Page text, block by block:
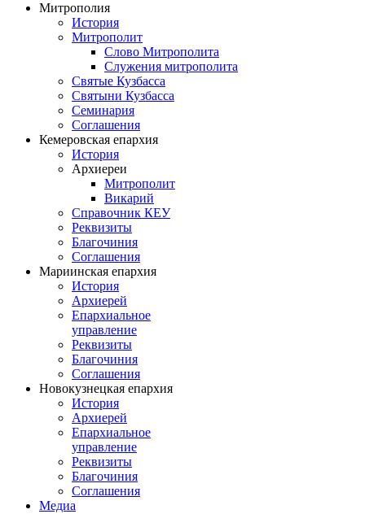
Митрополия
История
Митрополит
Слово Митрополита
Служения митрополита
Святые Кузбасса
Святыни Кузбасса
Семинария
Соглашения
Кемеровская епархия
История
Архиереи
Митрополит
Викарий
Справочник КЕУ
Реквизиты
Благочиния
Соглашения
Мариинская епархия
История
Архиерей
Епархиальное
управление
Реквизиты
Благочиния
Соглашения
Новокузнецкая епархия
История
Архиерей
Епархиальное
управление
Реквизиты
Благочиния
Соглашения
Медиа